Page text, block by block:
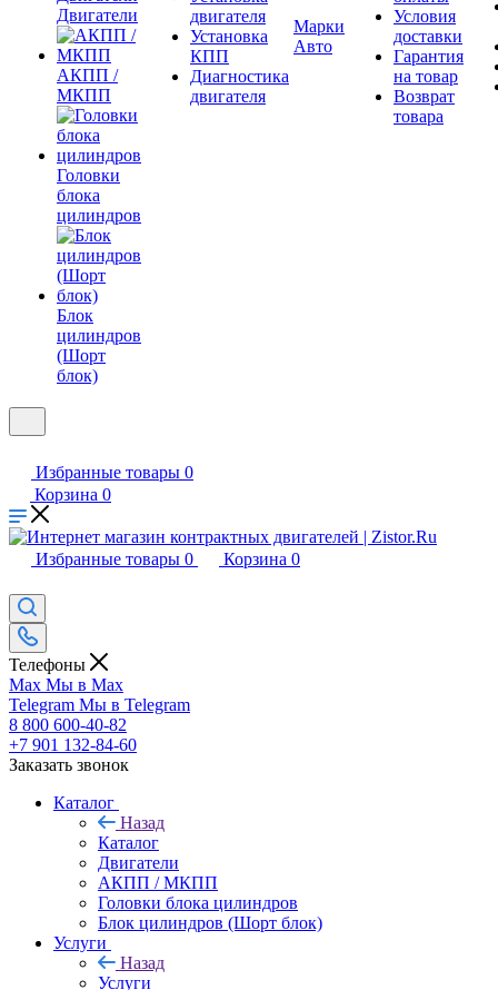
Двигатели
АКПП /
МКПП
Головки
блока
цилиндров
Блок
цилиндров
(Шорт
блок)
двигателя
Установка
КПП
Диагностика
двигателя
Марки
Авто
Условия
доставки
Гарантия
на товар
Возврат
товара
Избранные товары 0
Корзина 0
Избранные товары 0 Корзина 0
Телефоны
Max Мы в Max
Telegram Мы в Telegram
8 800 600-40-82
+7 901 132-84-60
Заказать звонок
Каталог
Назад
Каталог
Двигатели
АКПП / МКПП
Головки блока цилиндров
Блок цилиндров (Шорт блок)
Услуги
Назад
Услуги